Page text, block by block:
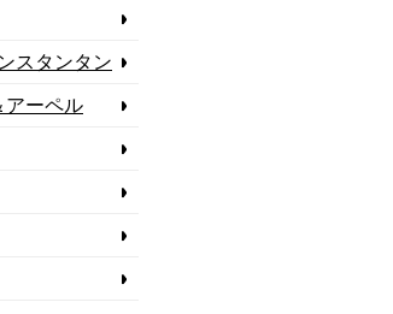
スタンタン
アーペル